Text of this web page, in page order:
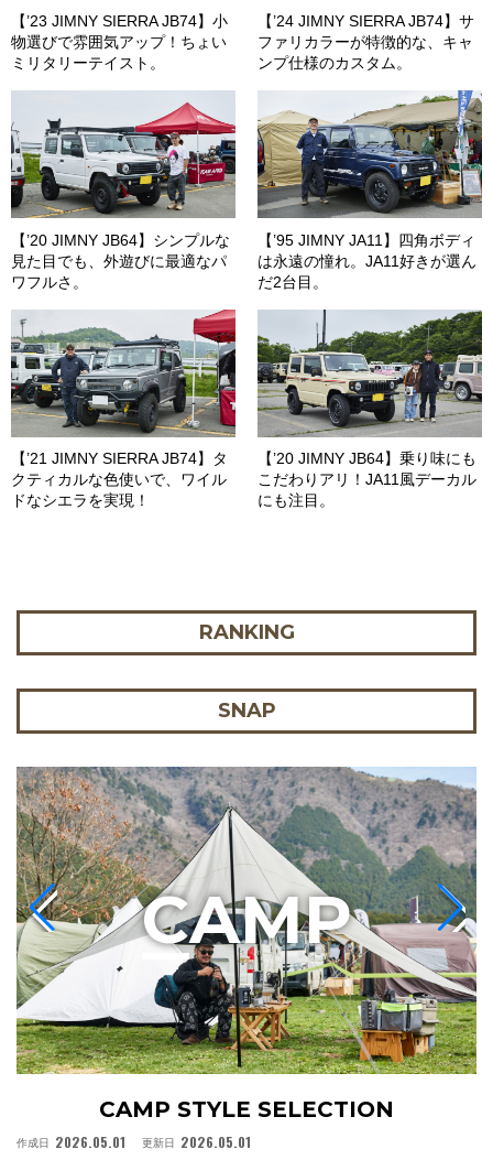
【’23 JIMNY SIERRA JB74】小
物選びで雰囲気アップ！ちょい
ミリタリーテイスト。
【’24 JIMNY SIERRA JB74】サ
ファリカラーが特徴的な、キャ
ンプ仕様のカスタム。
【’20 JIMNY JB64】シンプルな
見た目でも、外遊びに最適なパ
ワフルさ。
【’95 JIMNY JA11】四角ボディ
は永遠の憧れ。JA11好きが選ん
だ2台目。
【’21 JIMNY SIERRA JB74】タ
クティカルな色使いで、ワイル
ドなシエラを実現！
【’20 JIMNY JB64】乗り味にも
こだわりアリ！JA11風デーカル
にも注目。
RANKING
SNAP
CAMP STYLE SELECTION
作成日 2026.05.01 更新日 2026.05.01
CAMP